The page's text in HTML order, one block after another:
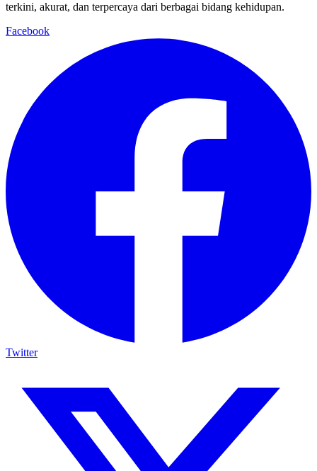
terkini, akurat, dan terpercaya dari berbagai bidang kehidupan.
Facebook
Twitter